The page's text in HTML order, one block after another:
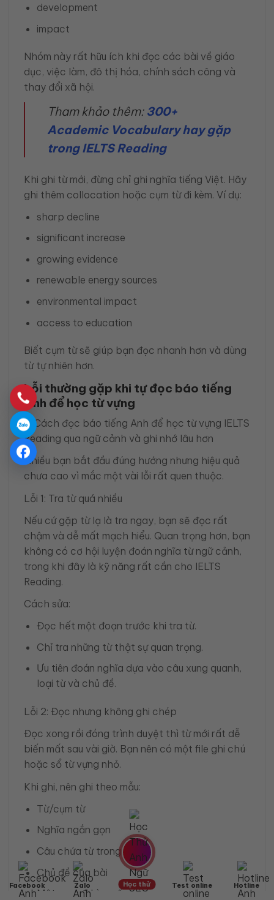
development
impact
Nhóm này rất hữu ích khi đọc các bài về giáo
dục, việc làm, đô thị hóa, chính sách công và
thay đổi xã hội.
Tham khảo thêm: 300+
Academic Vocabulary hay gặp
trong IELTS Reading
Khi ghi từ mới, đừng chỉ ghi nghĩa tiếng Việt. Hãy
ghi thêm collocation hoặc cụm từ đi kèm. Ví dụ:
sharp decline
significant increase
growing evidence
renewable energy sources
environmental impact
access to education
Biết cụm từ sẽ giúp bạn đọc nhanh hơn và dùng
từ tự nhiên hơn.
Lỗi thường gặp khi tự đọc báo tiếng
Anh để học từ vựng
Nhiều bạn bắt đầu đúng hướng nhưng hiệu quả
chưa cao vì mắc một vài lỗi rất quen thuộc.
Lỗi 1: Tra từ quá nhiều
Nếu cứ gặp từ lạ là tra ngay, bạn sẽ đọc rất
chậm và dễ mất mạch hiểu. Quan trọng hơn, bạn
không có cơ hội luyện đoán nghĩa từ ngữ cảnh,
trong khi đây là kỹ năng rất cần cho IELTS
Reading.
Cách sửa:
Đọc hết một đoạn trước khi tra từ.
Chỉ tra những từ thật sự quan trọng.
Ưu tiên đoán nghĩa dựa vào câu xung quanh,
loại từ và chủ đề.
Lỗi 2: Đọc nhưng không ghi chép
Đọc xong rồi đóng trình duyệt thì từ mới rất dễ
biến mất sau vài giờ. Bạn nên có một file ghi chú
hoặc sổ từ vựng nhỏ.
Khi ghi, nên ghi theo mẫu:
Từ/cụm từ
Nghĩa ngắn gọn
Câu chứa từ trong bài
Chủ đề của bài
Một cụm đi kèm nếu có
Facebook Zalo Học thử Test online Hotline